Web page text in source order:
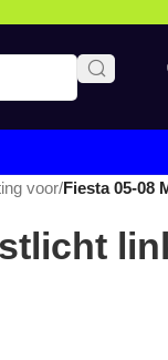
voor/Fiesta 05-08